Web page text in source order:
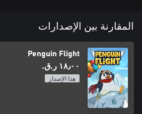
المقارنة بين الإصدارات
Penguin Flight
١٨٫٠٠ ر.ق.‏
هذا الإصدار